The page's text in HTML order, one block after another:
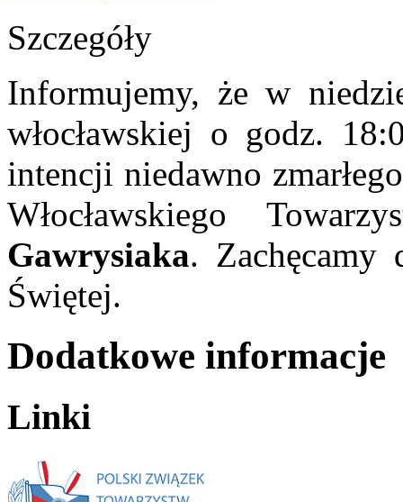
Szczegóły
Informujemy, że w
włocławskiej o godz.
intencji niedawno
Włocławskiego
Gawrysiaka. Zachęcamy
Świętej.
Dodatkowe informacje
Linki